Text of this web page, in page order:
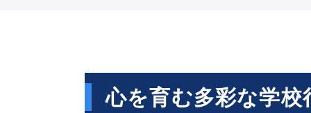
心を育む多彩な学校